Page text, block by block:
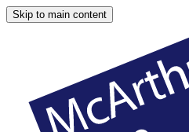
Skip to main content